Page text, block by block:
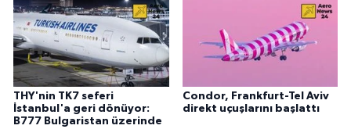
THY'nin TK7 seferi
İstanbul'a geri dönüyor:
B777 Bulgaristan üzerinde
Condor, Frankfurt-Tel Aviv
direkt uçuşlarını başlattı